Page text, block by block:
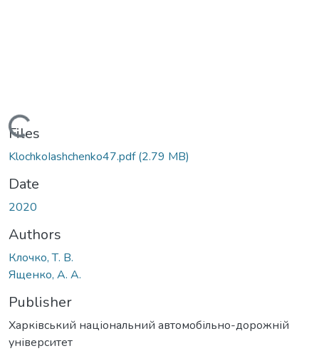
Loading...
Files
KlochkoIashchenko47.pdf(2.79 MB)
Date
2020
Authors
Клочко, Т. В.
Ященко, А. А.
Publisher
Харківський національний автомобільно-дорожній
університет